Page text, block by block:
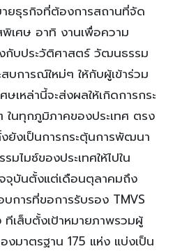
ยธุรกิจที่ต้องการสถานที่จัด
พิเศษ อาทิ งานเพื่อความ
กับประวัติศาสตร์ วัฒนธรรม
บการณ์ใหม่ๆ ให้กับผู้เข้าร่วม
เหล่านี้จะส่งผลให้เกิดการกระ
ในทุกภูมิภาคของประเทศ ตรง
ยังเป็นการกระตุ้นการพัฒนา
ไมซ์ของประเทศให้ไปใน
จุบันตั้งแต่เดือนตุลาคมถึง
การที่ขอการรับรอง TMVS
เส็บตั้งเป้าหมายภาพรวมผู้
งมาตรฐาน 175 แห่ง แบ่งเป็น